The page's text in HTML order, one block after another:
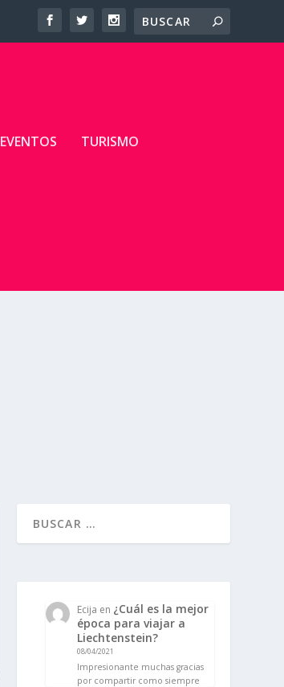
EVENTOS TURISMO
Ecija en ¿Cuál es la mejor
época para viajar a
Liechtenstein?
08/04/2021
Impresionante muchas gracias
por compartir como siempre